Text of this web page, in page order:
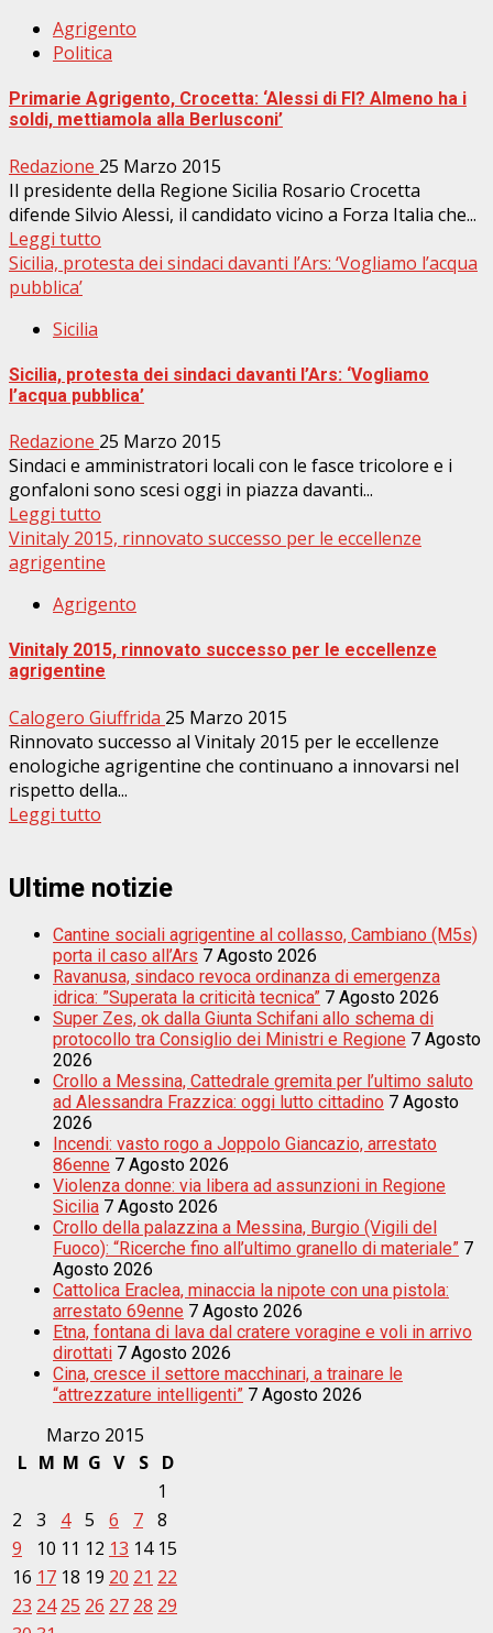
Agrigento
Politica
Primarie Agrigento, Crocetta: ‘Alessi di FI? Almeno ha i
soldi, mettiamola alla Berlusconi’
Redazione 25 Marzo 2015
Il presidente della Regione Sicilia Rosario Crocetta
difende Silvio Alessi, il candidato vicino a Forza Italia che...
Leggi tutto
Sicilia, protesta dei sindaci davanti l’Ars: ‘Vogliamo l’acqua
pubblica’
Sicilia
Sicilia, protesta dei sindaci davanti l’Ars: ‘Vogliamo
l’acqua pubblica’
Redazione 25 Marzo 2015
Sindaci e amministratori locali con le fasce tricolore e i
gonfaloni sono scesi oggi in piazza davanti...
Leggi tutto
Vinitaly 2015, rinnovato successo per le eccellenze
agrigentine
Agrigento
Vinitaly 2015, rinnovato successo per le eccellenze
agrigentine
Calogero Giuffrida 25 Marzo 2015
Rinnovato successo al Vinitaly 2015 per le eccellenze
enologiche agrigentine che continuano a innovarsi nel
rispetto della...
Leggi tutto
Ultime notizie
Cantine sociali agrigentine al collasso, Cambiano (M5s)
porta il caso all’Ars 7 Agosto 2026
Ravanusa, sindaco revoca ordinanza di emergenza
idrica: ”Superata la criticità tecnica” 7 Agosto 2026
Super Zes, ok dalla Giunta Schifani allo schema di
protocollo tra Consiglio dei Ministri e Regione 7 Agosto
2026
Crollo a Messina, Cattedrale gremita per l’ultimo saluto
ad Alessandra Frazzica: oggi lutto cittadino 7 Agosto
2026
Incendi: vasto rogo a Joppolo Giancazio, arrestato
86enne 7 Agosto 2026
Violenza donne: via libera ad assunzioni in Regione
Sicilia 7 Agosto 2026
Crollo della palazzina a Messina, Burgio (Vigili del
Fuoco): “Ricerche fino all’ultimo granello di materiale” 7
Agosto 2026
Cattolica Eraclea, minaccia la nipote con una pistola:
arrestato 69enne 7 Agosto 2026
Etna, fontana di lava dal cratere voragine e voli in arrivo
dirottati 7 Agosto 2026
Cina, cresce il settore macchinari, a trainare le
“attrezzature intelligenti” 7 Agosto 2026
Marzo 2015
L M M G V S
D
1
2
3 4 5 6 7 8
9
10 11 12 13 14 15
16 17 18 19 20 21 22
23 24 25 26 27 28 29